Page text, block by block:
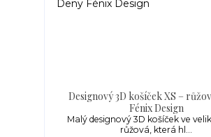
Designový 3D košíček XS –
Fénix Design
Malý designový 3D košíček ve
růžová, která hl...